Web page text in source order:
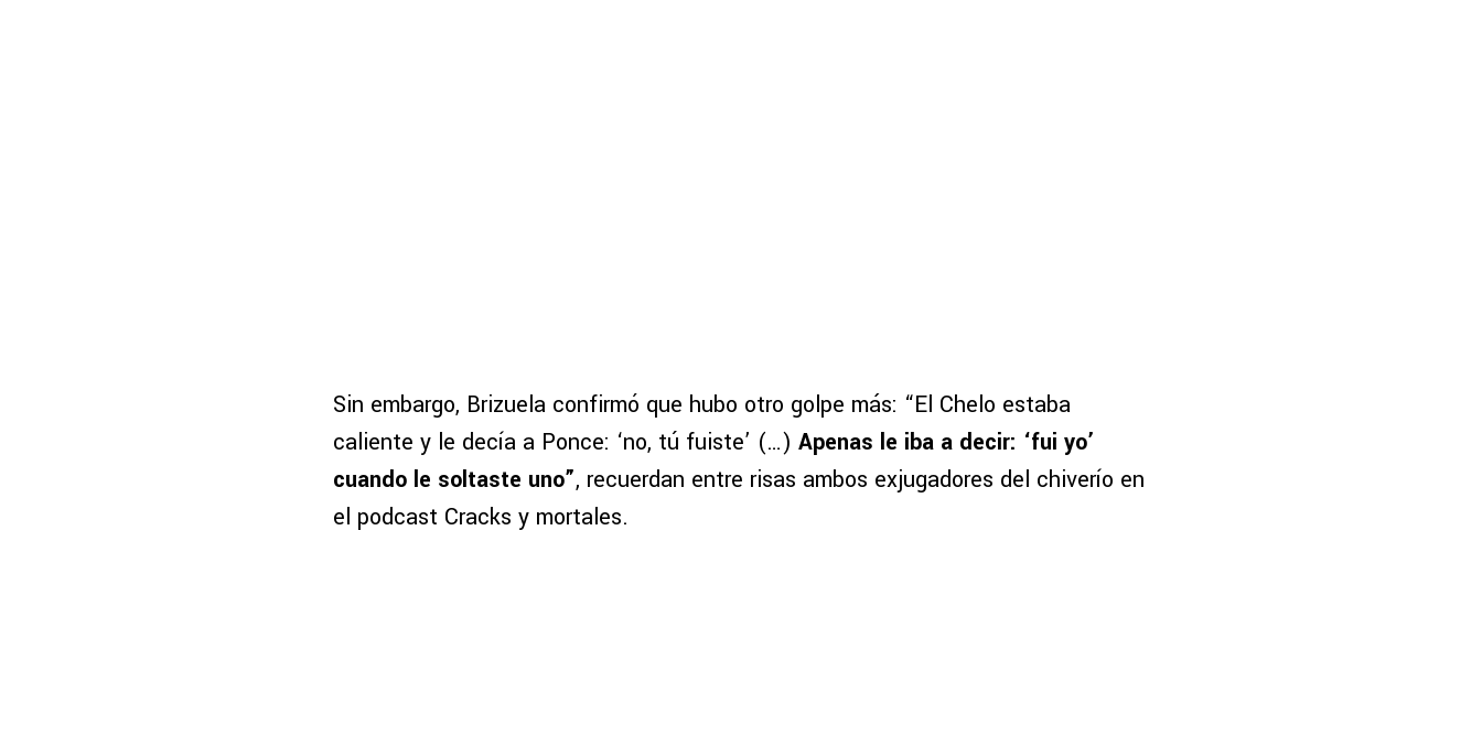
Sin embargo, Brizuela confirmó que hubo otro golpe más: “El Chelo estaba
caliente y le decía a Ponce: ‘no, tú fuiste’ (…) Apenas le iba a decir: ‘fui yo’
cuando le soltaste uno”, recuerdan entre risas ambos exjugadores del chiverío en
el podcast Cracks y mortales.